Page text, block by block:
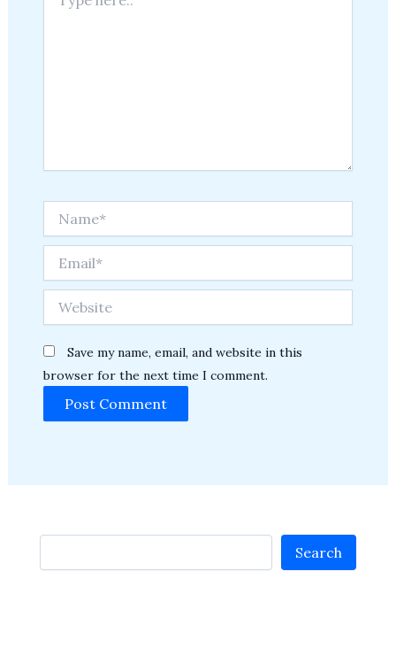
here..
Save my name, email, and website in this
browser for the next time I comment.
Search
Search